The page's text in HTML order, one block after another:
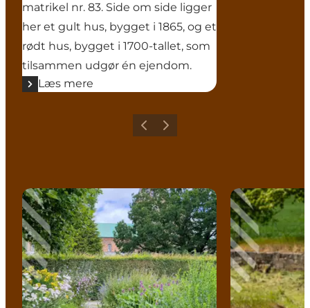
matrikel nr. 83. Side om side ligger
her et gult hus, bygget i 1865, og et
rødt hus, bygget i 1700-tallet, som
tilsammen udgør én ejendom.
Læs mere
ForrigeNæste
Klosterurtehaven Knud Lavards